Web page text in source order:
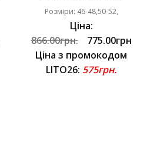
Розміри: 46-48,50-52,
Ціна:
866.00грн.
775.00грн
Ціна з промокодом
LITO26: 575грн.